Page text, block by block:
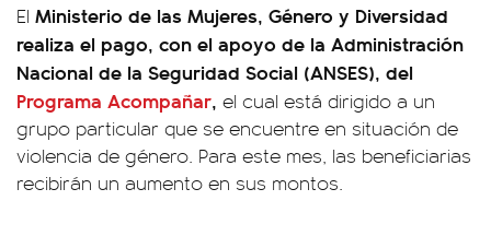
El Ministerio de las Mujeres, Género y Diversidad
realiza el pago, con el apoyo de la Administración
Nacional de la Seguridad Social (ANSES), del
Programa Acompañar, el cual está dirigido a un
grupo particular que se encuentre en situación de
violencia de género. Para este mes, las beneficiarias
recibirán un aumento en sus montos.